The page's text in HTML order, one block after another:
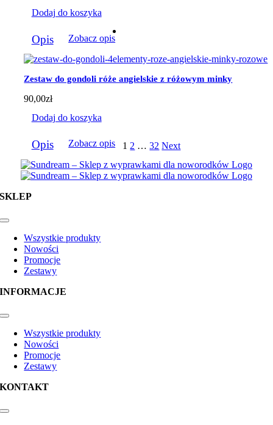
Dodaj do koszyka
Opis Zobacz opis
Zestaw do gondoli róże angielskie z różowym minky
90,00zł
Dodaj do koszyka
Opis Zobacz opis 1 2 … 32 Next
SKLEP
Toggle
NavigationWszystkie produkty
Nowości
Promocje
Zestawy
INFORMACJE
Toggle
NavigationWszystkie produkty
Nowości
Promocje
Zestawy
KONTAKT
Toggle